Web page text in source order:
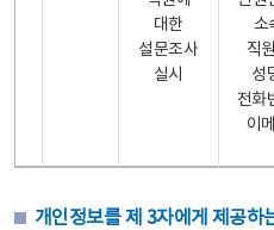
대한
설문조사
실시
소
직
성
전화
이
개인정보를 제 3자에게 제공하